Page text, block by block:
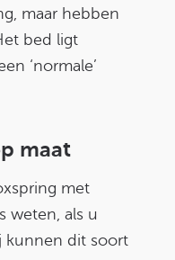
maar hebben
bed ligt
‘normale’
maat
met
weten, als u
kunnen dit soort